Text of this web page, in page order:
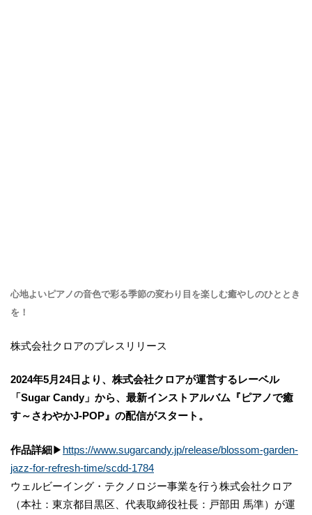
心地よいピアノの音色で彩る季節の変わり目を楽しむ癒やしのひととき
を！
株式会社クロアのプレスリリース
2024年5月24日より、株式会社クロアが運営するレーベル
「Sugar Candy」から、最新インストアルバム『ピアノで癒
す～さわやかJ-POP』の配信がスタート。
作品詳細▶ https://www.sugarcandy.jp/release/blossom-garden-
jazz-for-refresh-time/scdd-1784
ウェルビーイング・テクノロジー事業を行う株式会社クロア
（本社：東京都目黒区、代表取締役社⻑：戸部田 馬準）が運